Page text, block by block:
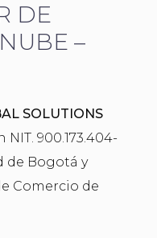
DE
–
SOLUTIONS
900.173.404-
de Bogotá y
Comercio de